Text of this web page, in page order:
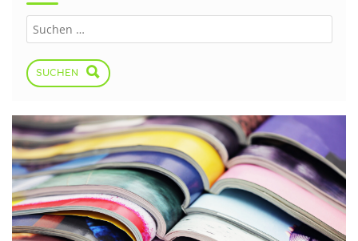
SUCHEN